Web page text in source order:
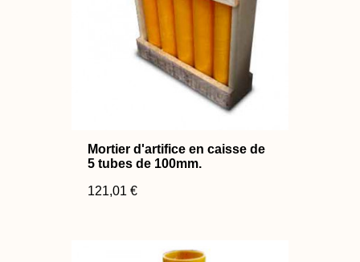
Mortier d'artifice en caisse de
5 tubes de 100mm.
121,01 €